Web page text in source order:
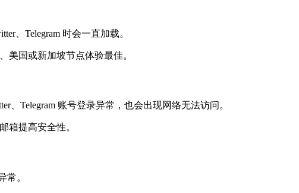
、Telegram 时会一直加载。
美国或新加坡节点体验最佳。
、Telegram 账号登录异常，也会出现网络无法访问。
箱提高安全性。
常。